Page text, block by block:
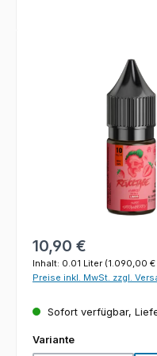
Regulärer Preis:
10,90 €
Inhalt: 0.01 Liter (1.090,00 €
Preise inkl. MwSt. zzgl.
Sofort verfügbar,
Varianteauswählen